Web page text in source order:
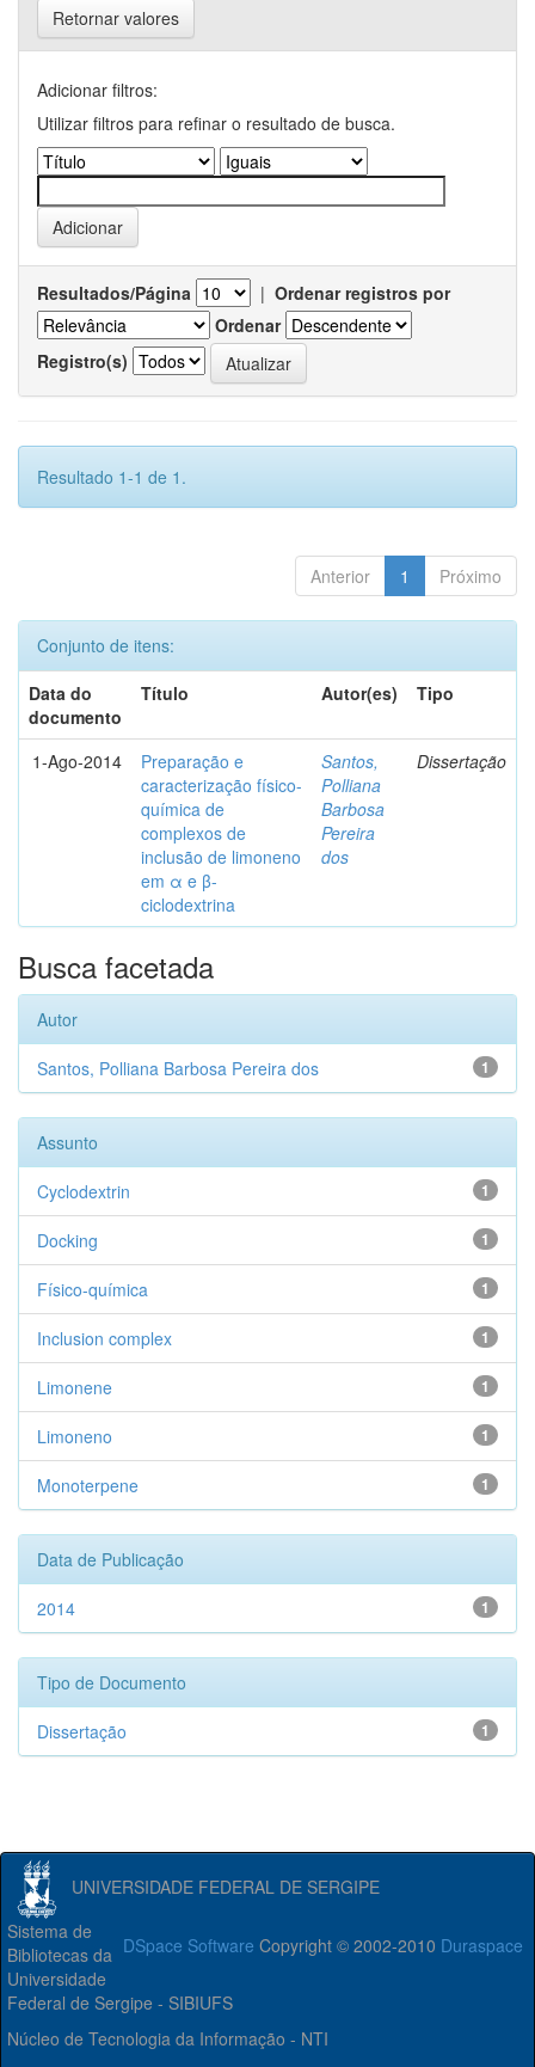
Retornar valores
Adicionar filtros:
Utilizar filtros para refinar o resultado de busca.
Resultados/Página | Ordenar registros por
Ordenar
Registro(s)
Resultado 1-1 de 1.
Anterior 1 Próximo
Conjunto de itens:
Data do
documento
Título Autor(es) Tipo
1-Ago-2014
Preparação e
caracterização físico-
química de
complexos de
inclusão de limoneno
em α e β-
ciclodextrina
Santos,
Polliana
Barbosa
Pereira
dos
Dissertação
Busca facetada
Autor
1
Santos, Polliana Barbosa Pereira dos
Assunto
1
Cyclodextrin
1
Docking
1
Físico-química
1
Inclusion complex
1
Limonene
1
Limoneno
1
Monoterpene
Data de Publicação
1
2014
Tipo de Documento
1
Dissertação
UNIVERSIDADE FEDERAL DE SERGIPE
DSpace Software Copyright © 2002-2010 Duraspace
Sistema de
Bibliotecas da
Universidade
Federal de Sergipe - SIBIUFS
Núcleo de Tecnologia da Informação - NTI